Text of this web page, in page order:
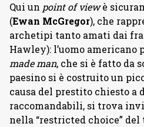
Qui un point of viewè
(Ewan McGregor), che
archetipi tanto amati dai
Hawley): l’uomo americano
made man, che si è fatto da
paesino si è costruito un
causa del prestito chiesto a
raccomandabili, si trova
nella “restricted choice”